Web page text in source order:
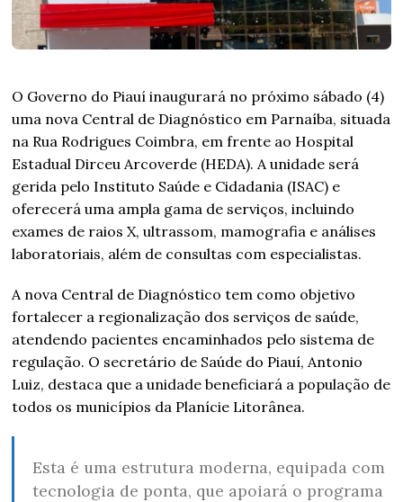
O Governo do Piauí inaugurará no próximo sábado (4)
uma nova Central de Diagnóstico em Parnaíba, situada
na Rua Rodrigues Coimbra, em frente ao Hospital
Estadual Dirceu Arcoverde (HEDA). A unidade será
gerida pelo Instituto Saúde e Cidadania (ISAC) e
oferecerá uma ampla gama de serviços, incluindo
exames de raios X, ultrassom, mamografia e análises
laboratoriais, além de consultas com especialistas.
A nova Central de Diagnóstico tem como objetivo
fortalecer a regionalização dos serviços de saúde,
atendendo pacientes encaminhados pelo sistema de
regulação. O secretário de Saúde do Piauí, Antonio
Luiz, destaca que a unidade beneficiará a população de
todos os municípios da Planície Litorânea.
Esta é uma estrutura moderna, equipada com
tecnologia de ponta, que apoiará o programa